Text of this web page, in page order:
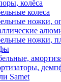
колёса
колеса
ножки,
ножки,
Samet